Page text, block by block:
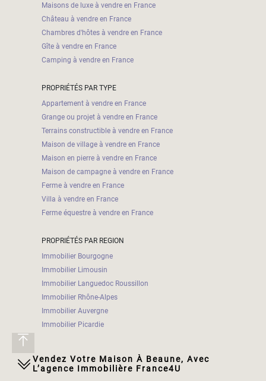
Maisons de luxe à vendre en France
Château à vendre en France
Chambres d'hôtes à vendre en France
Gîte à vendre en France
Camping à vendre en France
PROPRIÉTÉS PAR TYPE
Appartement à vendre en France
Grange ou projet à vendre en France
Terrains constructible à vendre en France
Maison de village à vendre en France
Maison en pierre à vendre en France
Maison de campagne à vendre en France
Ferme à vendre en France
Villa à vendre en France
Ferme équestre à vendre en France
PROPRIÉTÉS PAR REGION
Immobilier Bourgogne
Immobilier Limousin
Immobilier Languedoc Roussillon
Immobilier Rhône-Alpes
Immobilier Auvergne
Immobilier Picardie
Vendez Votre Maison À Beaune, Avec
L’agence Immobilière France4U